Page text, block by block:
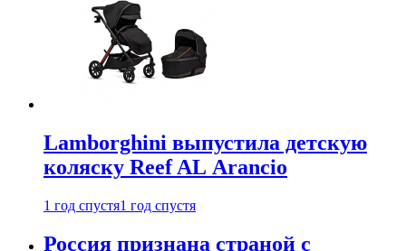
Lamborghini выпустила детскую
коляску Reef AL Arancio
1 год спустя1 год спустя
Россия признана страной с